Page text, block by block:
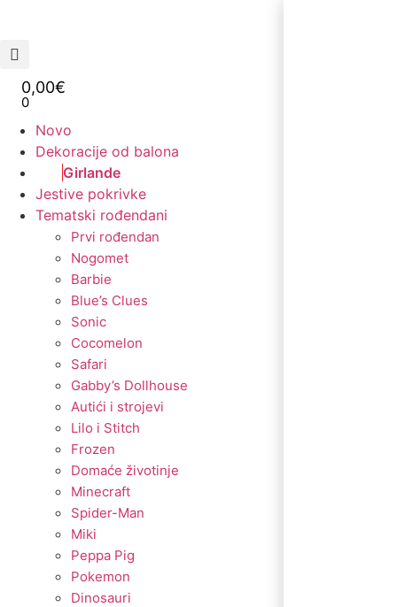
0,00€
0
Novo
Dekoracije od balona
Girlande
Jestive pokrivke
Tematski rođendani
Prvi rođendan
Nogomet
Barbie
Blue’s Clues
Sonic
Cocomelon
Safari
Gabby’s Dollhouse
Autići i strojevi
Lilo i Stitch
Frozen
Domaće životinje
Minecraft
Spider-Man
Miki
Peppa Pig
Pokemon
Dinosauri